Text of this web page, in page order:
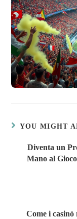
YOU MIGHT
Diventa un
Mano al
Come i